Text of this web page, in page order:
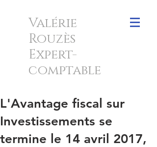
Valérie
Rouzès
Expert-
comptable
L'Avantage fiscal sur
Investissements se
termine le 14 avril 2017,